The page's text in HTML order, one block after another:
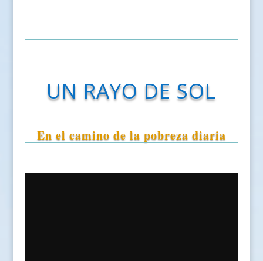
UN RAYO DE SOL
En el camino de la pobreza diaria